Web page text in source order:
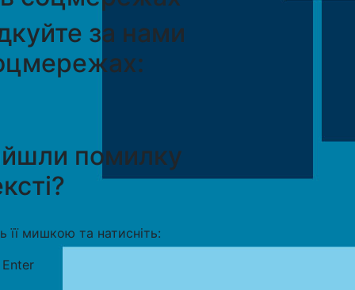
за нами
помилку
її мишкою та натисніть:
Enter